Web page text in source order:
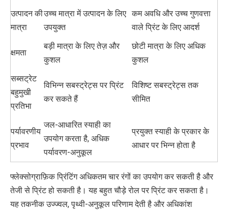
उत्पादन की
मात्रा
उच्च मात्रा में उत्पादन के लिए
उपयुक्त
कम अवधि और उच्च गुणवत्ता
वाले प्रिंट के लिए आदर्श
क्षमता
बड़ी मात्रा के लिए तेज़ और
कुशल
छोटी मात्रा के लिए अधिक
कुशल
सब्सट्रेट
बहुमुखी
प्रतिभा
विभिन्न सबस्ट्रेट्स पर प्रिंट
कर सकते हैं
विशिष्ट सबस्ट्रेट्स तक
सीमित
पर्यावरणीय
प्रभाव
जल-आधारित स्याही का
उपयोग करता है, अधिक
पर्यावरण-अनुकूल
प्रयुक्त स्याही के प्रकार के
आधार पर भिन्न होता है
फ्लेक्सोग्राफ़िक प्रिंटिंग अधिकतम चार रंगों का उपयोग कर सकती है और
तेजी से प्रिंट हो सकती है। यह बहुत चौड़े रोल पर प्रिंट कर सकता है।
यह तकनीक उज्ज्वल, पृथ्वी-अनुकूल परिणाम देती है और अधिकांश